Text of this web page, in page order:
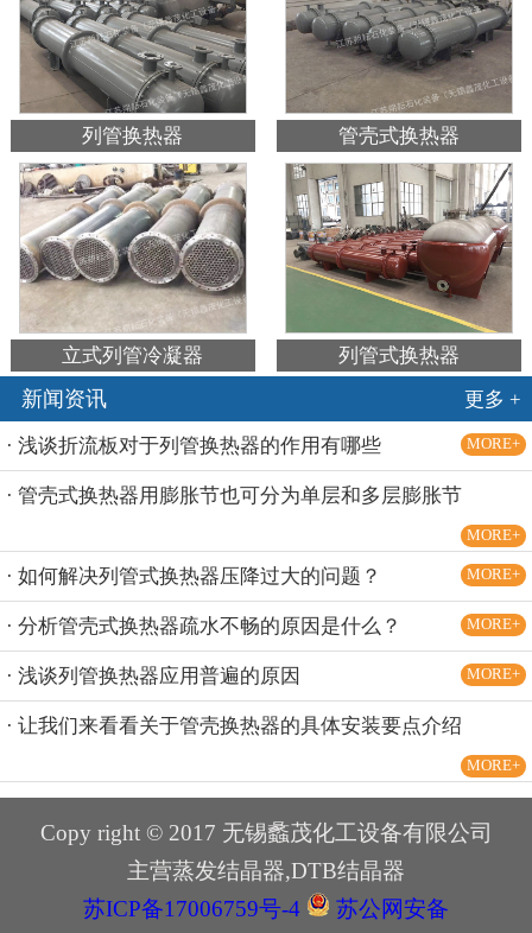
列管换热器 管壳式换热器
立式列管冷凝器 列管式换热器
新闻资讯 更多 +
· 浅谈折流板对于列管换热器的作用有哪些 MORE+
· 管壳式换热器用膨胀节也可分为单层和多层膨胀节
MORE+
· 如何解决列管式换热器压降过大的问题？ MORE+
· 分析管壳式换热器疏水不畅的原因是什么？ MORE+
· 浅谈列管换热器应用普遍的原因 MORE+
· 让我们来看看关于管壳换热器的具体安装要点介绍
MORE+
Copy right © 2017 无锡蠡茂化工设备有限公司
主营蒸发结晶器,DTB结晶器
苏ICP备17006759号-4
苏公网安备